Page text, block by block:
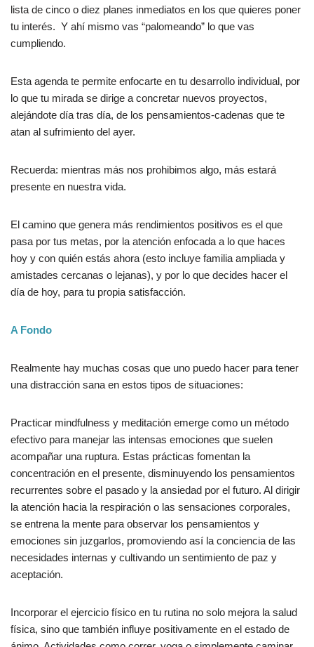
lista de cinco o diez planes inmediatos en los que quieres poner
tu interés. Y ahí mismo vas “palomeando” lo que vas
cumpliendo.
Esta agenda te permite enfocarte en tu desarrollo individual, por
lo que tu mirada se dirige a concretar nuevos proyectos,
alejándote día tras día, de los pensamientos-cadenas que te
atan al sufrimiento del ayer.
Recuerda: mientras más nos prohibimos algo, más estará
presente en nuestra vida.
El camino que genera más rendimientos positivos es el que
pasa por tus metas, por la atención enfocada a lo que haces
hoy y con quién estás ahora (esto incluye familia ampliada y
amistades cercanas o lejanas), y por lo que decides hacer el
día de hoy, para tu propia satisfacción.
A Fondo
Realmente hay muchas cosas que uno puedo hacer para tener
una distracción sana en estos tipos de situaciones:
Practicar mindfulness y meditación emerge como un método
efectivo para manejar las intensas emociones que suelen
acompañar una ruptura. Estas prácticas fomentan la
concentración en el presente, disminuyendo los pensamientos
recurrentes sobre el pasado y la ansiedad por el futuro. Al dirigir
la atención hacia la respiración o las sensaciones corporales,
se entrena la mente para observar los pensamientos y
emociones sin juzgarlos, promoviendo así la conciencia de las
necesidades internas y cultivando un sentimiento de paz y
aceptación.
Incorporar el ejercicio físico en tu rutina no solo mejora la salud
física, sino que también influye positivamente en el estado de